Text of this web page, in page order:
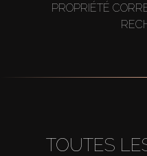
PROPRIÉTÉ
TOUTES